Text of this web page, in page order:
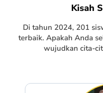
Kisah
Di tahun 2024, 201
terbaik. Apakah Anda
wujudkan cita-